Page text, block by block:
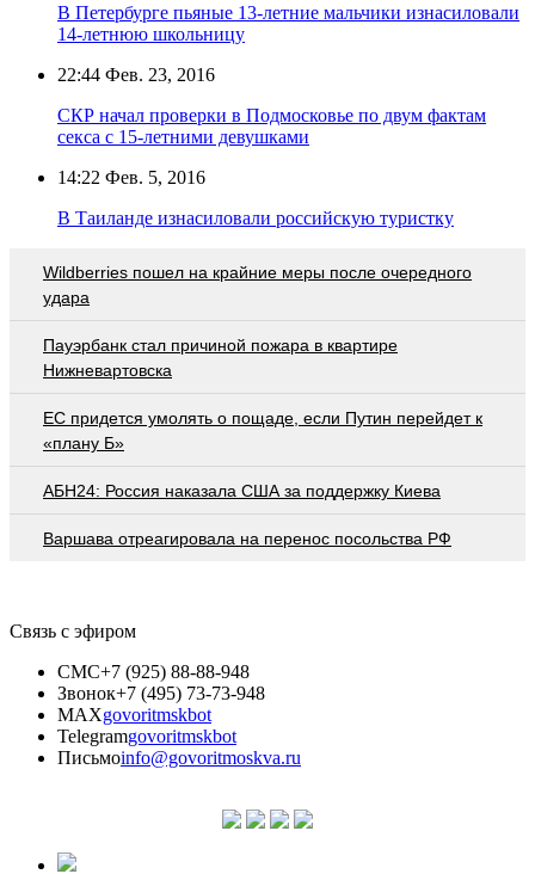
В Петербурге пьяные 13-летние мальчики изнасиловали
14-летнюю школьницу
22:44 Фев. 23, 2016
СКР начал проверки в Подмосковье по двум фактам
секса с 15-летними девушками
14:22 Фев. 5, 2016
В Таиланде изнасиловали российскую туристку
Wildberries пошел на крайние меры после очередного
удара
Пауэрбанк стал причиной пожара в квартире
Нижневартовска
EC придется умолять о пощаде, если Путин перейдет к
«плану Б»
АБН24: Россия наказала США за поддержку Киева
Варшава отреагировала на перенос посольства РФ
Связь с эфиром
СМС+7 (925) 88-88-948
Звонок+7 (495) 73-73-948
MAXgovoritmskbot
Telegramgovoritmskbot
Письмоinfo@govoritmoskva.ru